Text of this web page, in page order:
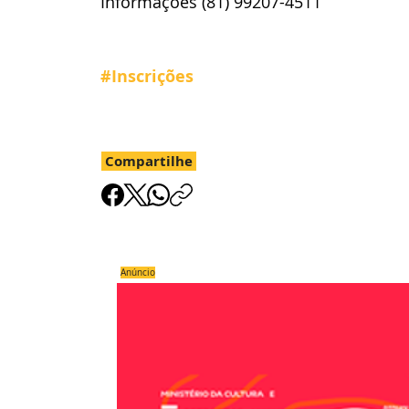
#Inscrições
Compartilhe
Anúncio